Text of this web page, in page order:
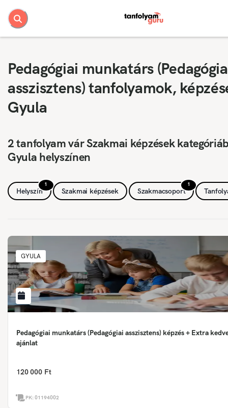
Pedagógiai munkatárs
asszisztens) tanfolyamok,
Gyula
2 tanfolyam vár Szakmai képzések
Gyula helyszínen
1
Helyszín Szakmai képzések
1
Szakmacsoport
GYULA
Pedagógiai munkatárs (Pedagógiai asszisztens) képzés + Extra
ajánlat
120 000 Ft
PK:01194002